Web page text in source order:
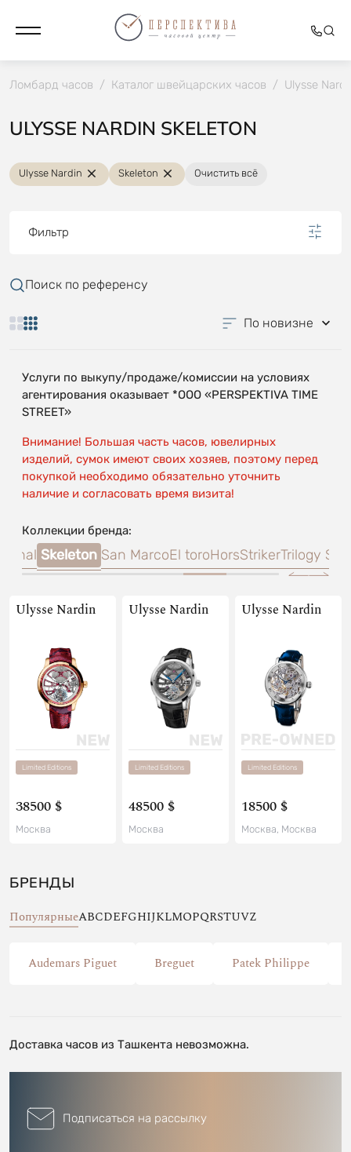
Ломбард часов / Каталог швейцарских часов / Ulysse
ULYSSE NARDIN SKELETON
Ulysse Nardin Skeleton Очистить всё
Фильтр
Поиск по референсу
По новизне
Услуги по выкупу/продаже/комиссии на условиях
агентирования оказывает *OOO «PERSPEKTIVA TIME
STREET»
Внимание! Большая часть часов, ювелирных
изделий, сумок имеют своих хозяев, поэтому перед
покупкой необходимо обязательно уточнить
наличие и согласовать время визита!
Коллекции бренда:
Skeleton San MarcoEl toroHorsStrikerTrilogy
Ulysse Nardin
Limited Editions
38500 $
Москва
Ulysse Nardin
Limited Editions
48500 $
Москва
Ulysse Nardin
Limited Editions
18500 $
Москва, Москва
БРЕНДЫ
ПопулярныеABCDEFGHIJKLMOPQRSTUVZ
Audemars Piguet Breguet Patek Philippe
Доставка часов из Ташкента невозможна.
Подписаться на рассылку